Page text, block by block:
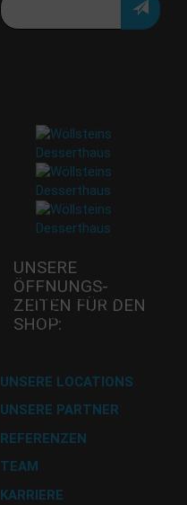
UNSERE
ÖFFNUNGS­
ZEITEN FÜR DEN
SHOP:
Mi - 11:00-17:00 Uhr
Do -11:00-17:00 Uhr
Fr - 11:00-17:00 Uhr
UNSERE LOCATIONS
UNSERE PARTNER
REFERENZEN
TEAM
KARRIERE